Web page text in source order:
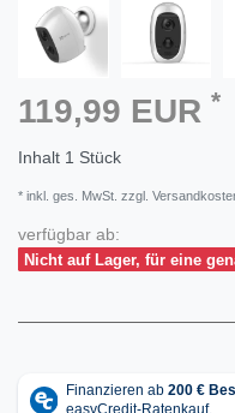
119,99 EUR *
Inhalt 1 Stück
* inkl. ges. MwSt. zzgl.
verfügbar ab:
Nicht auf Lager, für eine